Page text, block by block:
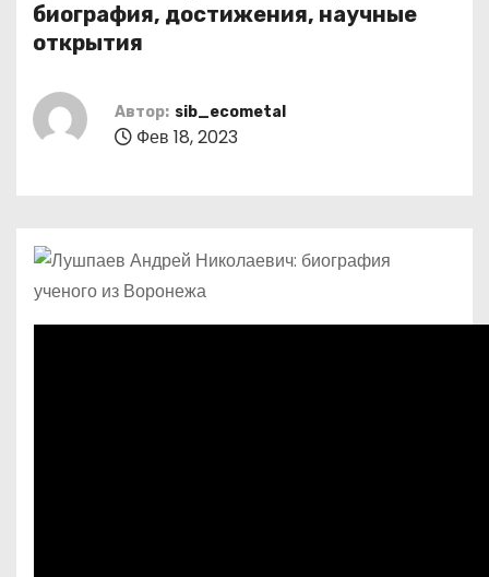
биография, достижения, научные
открытия
Автор: sib_ecometal
Фев 18, 2023